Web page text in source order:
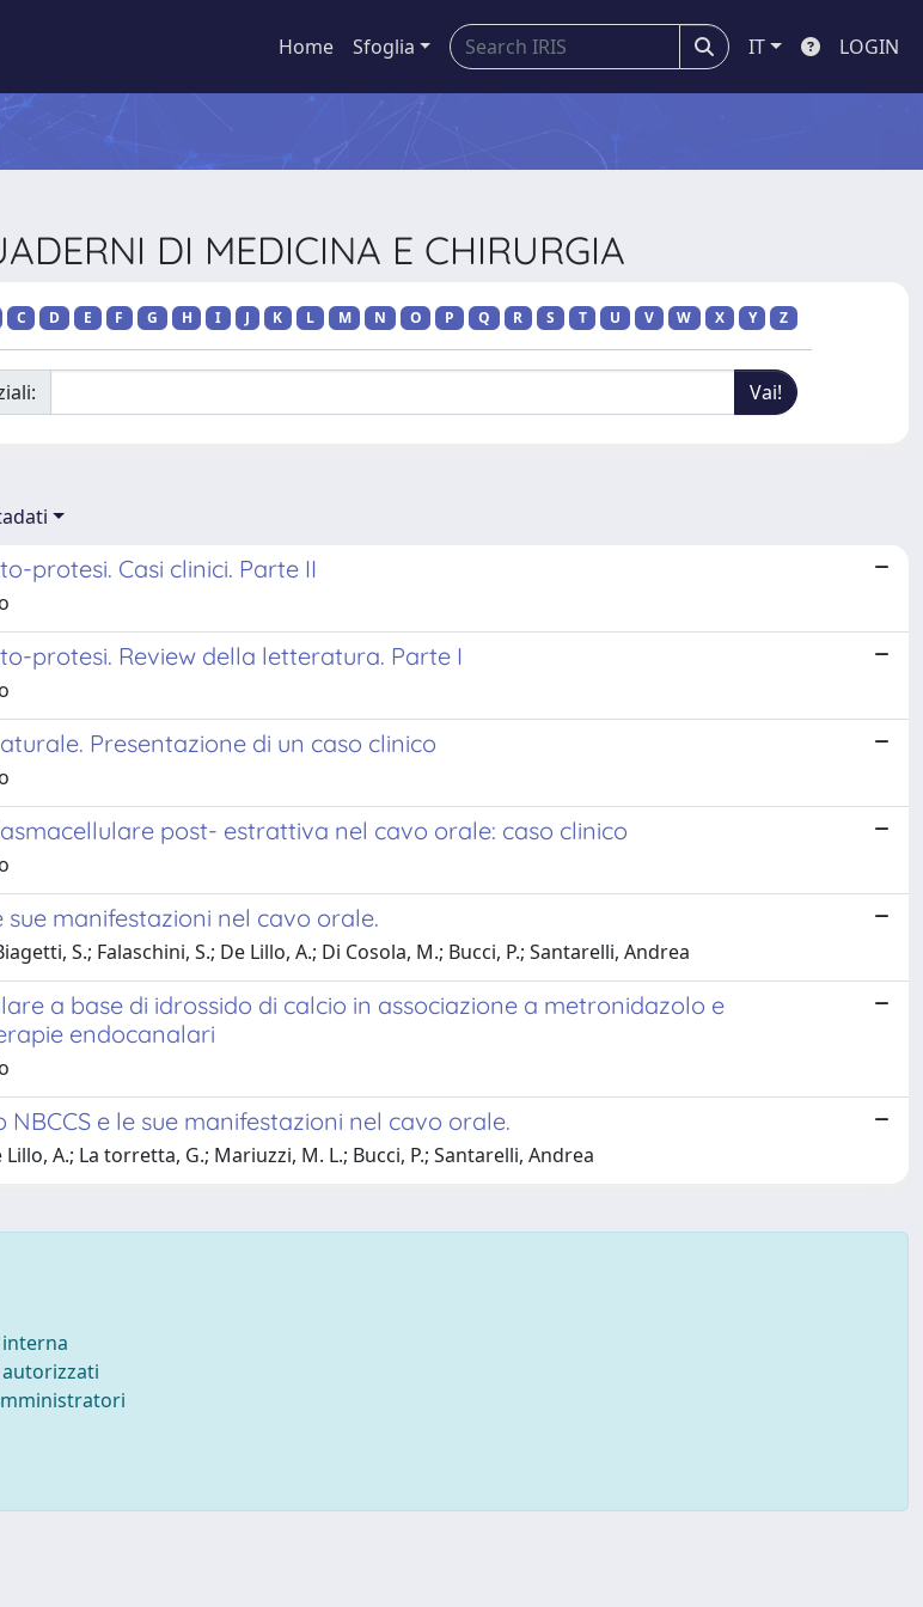
Home Sfoglia IT LOGIN
DI MEDICINA E CHIRURGIA
C D E F G H I J K L M N O P Q R S T U V W X Y Z
protesi. Casi clinici. Parte II
protesi. Review della letteratura. Parte I
Presentazione di un caso clinico
post- estrattiva nel cavo orale: caso clinico
manifestazioni nel cavo orale.
S.; Falaschini, S.; De Lillo, A.; Di Cosola, M.; Bucci, P.; Santarelli, Andrea
a base di idrossido di calcio in associazione a metronidazolo e
endocanalari
NBCCS e le sue manifestazioni nel cavo orale.
Lillo, A.; La torretta, G.; Mariuzzi, M. L.; Bucci, P.; Santarelli, Andrea